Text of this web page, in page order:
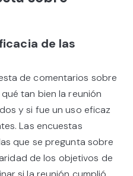
de las
de comentarios sobre
tan bien la reunión
y si fue un uso eficaz
Las encuestas
que se pregunta sobre
de los objetivos de